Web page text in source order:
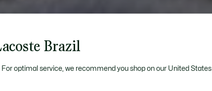
Brazil
optimal service, we recommend you shop on our United States